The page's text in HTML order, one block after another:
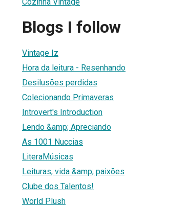
Blogs I follow
Vintage Iz
Hora da leitura - Resenhando
Desilusões perdidas
Colecionando Primaveras
Introvert's Introduction
Lendo &amp; Apreciando
As 1001 Nuccias
LiteraMúsicas
Leituras, vida &amp; paixões
Clube dos Talentos!
World Plush